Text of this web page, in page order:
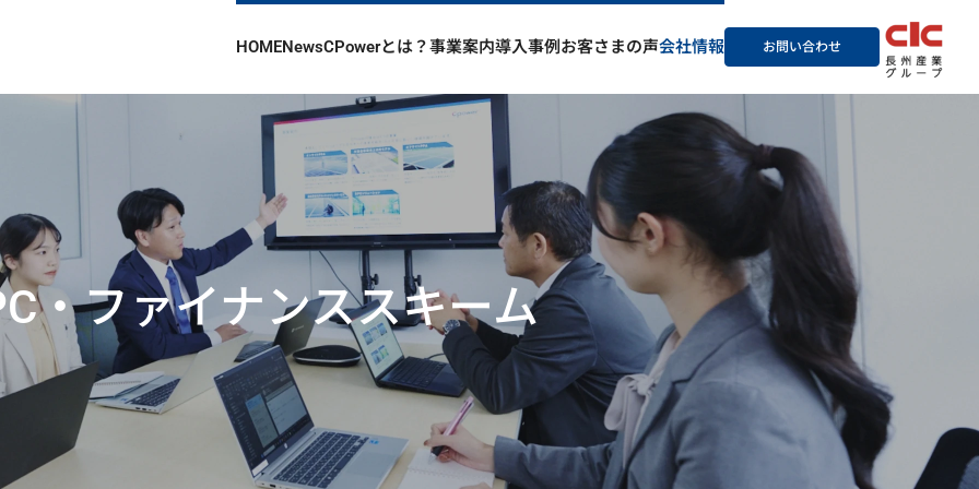
HOMENewsCPowerとは？事業案内導入事例お客さまの声会社情報 お問い合わせ
・ファイナンススキーム